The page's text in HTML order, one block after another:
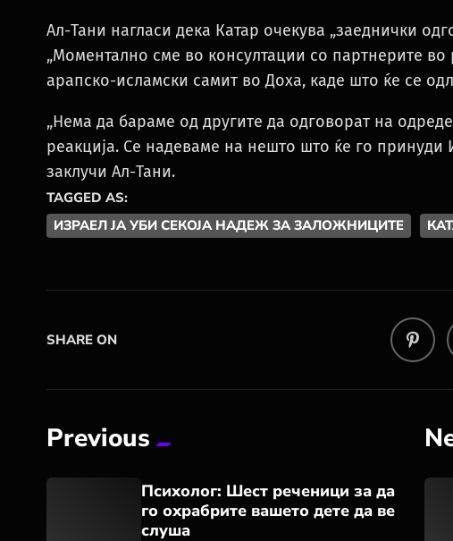
Ал-Тани нагласи дека Катар очекува „заеднички
„Моментално сме во консултации со партнерите
арапско-исламски самит во Доха, каде што ќе се
„Нема да бараме од другите да одговорат на
реакција. Се надеваме на нешто што ќе го принуди
заклучи Ал-Тани.
TAGGED AS:
ИЗРАЕЛ ЈА УБИ СЕКОЈА НАДЕЖ ЗА ЗАЛОЖНИЦИТЕ
SHARE ON
Previous
Психолог: Шест реченици за да
го охрабрите вашето дете да ве
слуша